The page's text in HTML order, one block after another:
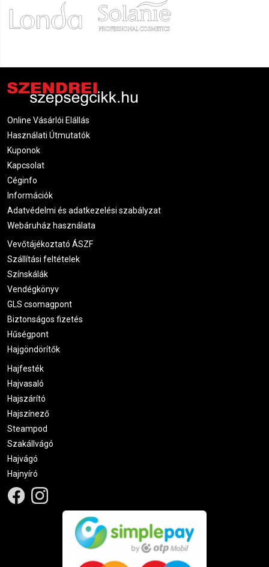
Online Vásárlói Elállás
Használati Útmutatók
Kuponok
Kapcsolat
Céginfo
Információk
Adatvédelmi és adatkezelési szabályzat
Webáruház használata
Vevőtájékoztató ÁSZF
Szállítási feltételek
Színskálák
Vendégkönyv
GLS csomagpont
Biztonságos fizetés
Hűségpont
Hajgöndörítők
Hajfesték
Hajvasaló
Hajszárító
Hajszínező
Steampod
Szakállvágó
Hajvágó
Hajnyíró